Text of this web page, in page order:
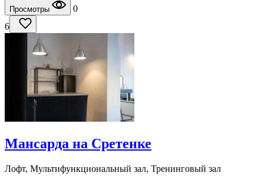
Просмотры
0
6
Мансарда на Сретенке
Лофт, Мультифункциональный зал, Тренинговый зал